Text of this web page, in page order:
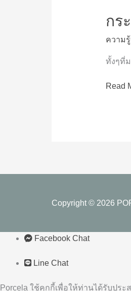
กร
ความรู้
ทั้งๆที่
ละ
ทำไม
สี
Read
Copyright © 2026
Facebook Chat
Line Chat
Porcela ใช้คุกกี้เพื่อให้ท่านได้รับปร